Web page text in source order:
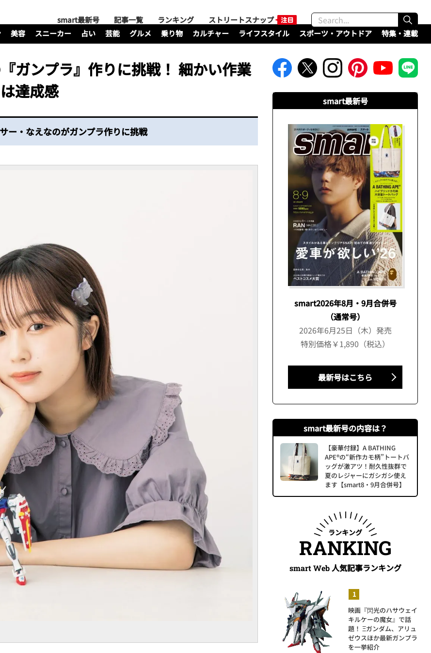
smart最新号 記事一覧 ランキング
ストリートスナップ
美容 スニーカー 占い 芸能 グルメ 乗り物 カルチャー ライフスタイル スポーツ・アウトドア 特集・連載
ガンプラ』作りに挑戦！ 細かい作業
達成感
ー・なえなのがガンプラ作りに挑戦
smart最新号
smart2026年8月・9月合併号
（通常号）
2026年6月25日（木）発売
特別価格￥1,890（税込）
最新号はこちら
smart最新号の内容は？
【豪華付録】A BATHING
APE®の“新作カモ柄”トートバ
ッグが激アツ！耐久性抜群で
夏のレジャーにガシガシ使え
ます【smart8・9月合併号】
ランキング
RANKING
smart Web人気記事ランキング
映画『閃光のハサウェイ
キルケーの魔女』で話
題！ Ξガンダム、アリュ
ゼウスほか最新ガンプラ
を一挙紹介